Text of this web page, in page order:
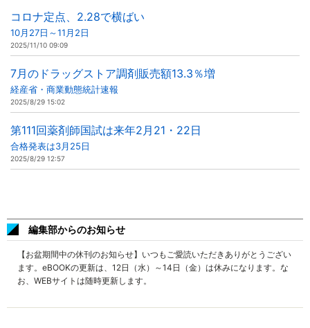
コロナ定点、2.28で横ばい
10月27日～11月2日
2025/11/10 09:09
7月のドラッグストア調剤販売額13.3％増
経産省・商業動態統計速報
2025/8/29 15:02
第111回薬剤師国試は来年2月21・22日
合格発表は3月25日
2025/8/29 12:57
編集部からのお知らせ
【お盆期間中の休刊のお知らせ】いつもご愛読いただきありがとうござい
ます。eBOOKの更新は、12日（水）～14日（金）は休みになります。な
お、WEBサイトは随時更新します。